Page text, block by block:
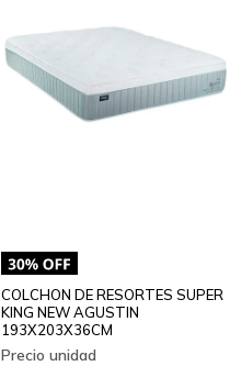
COLCHON DE RESORTES SUPER
KING NEW AGUSTIN
193X203X36CM